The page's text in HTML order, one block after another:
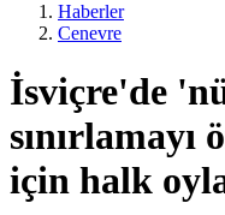
Haberler
Cenevre
İsviçre'de
için halk